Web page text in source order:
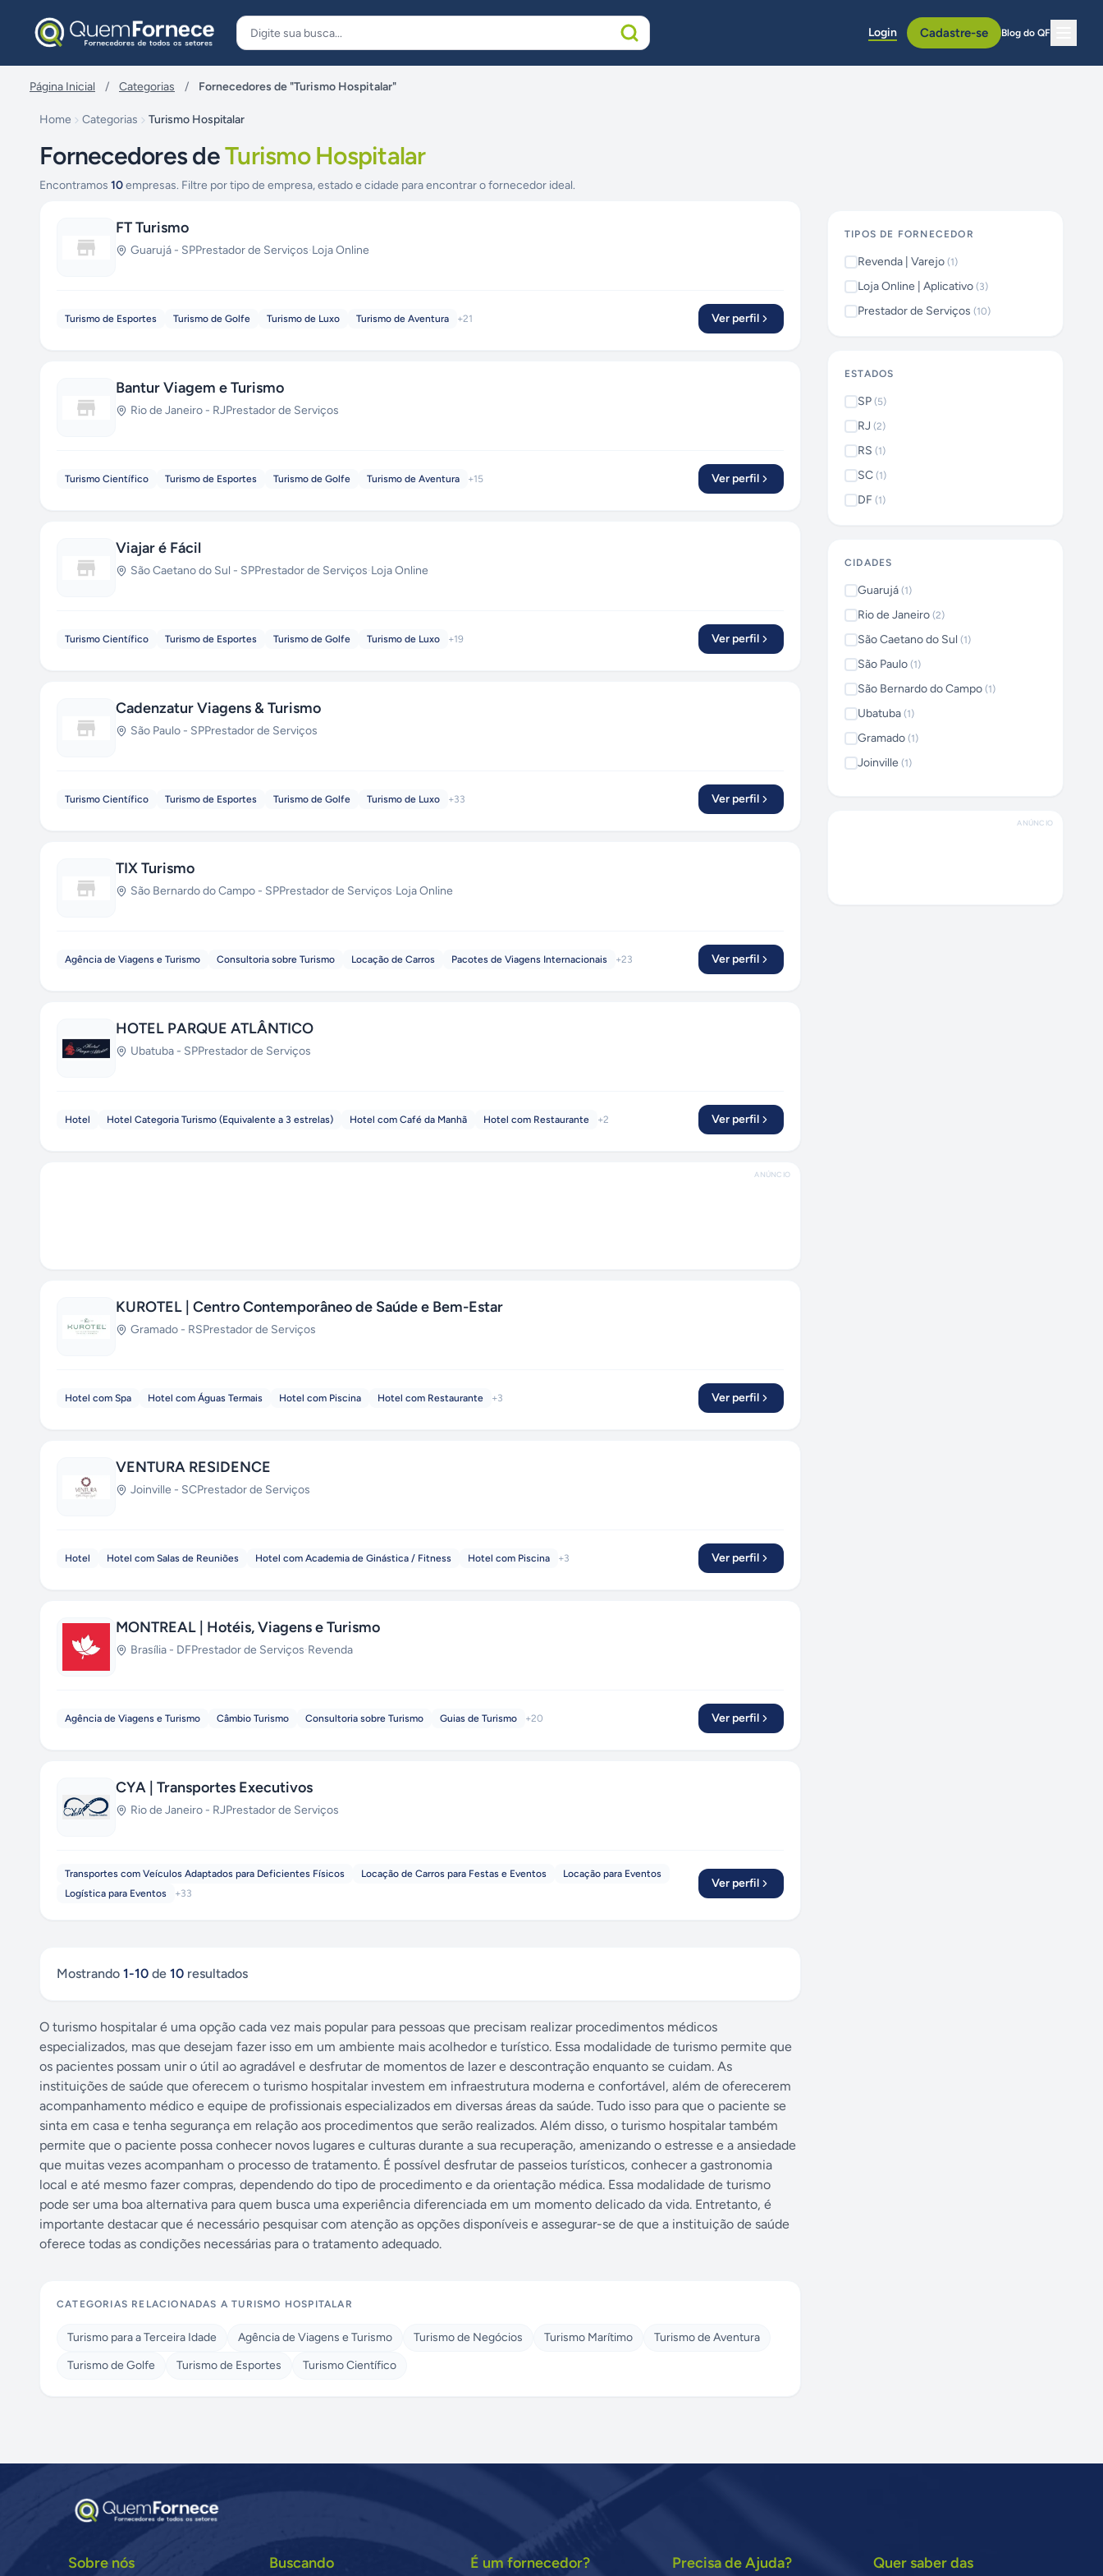
Login Cadastre-se Blog do QF
Página Inicial / Categorias / Fornecedores de "Turismo Hospitalar"
Home Categorias Turismo Hospitalar
Fornecedores deTurismo Hospitalar
Encontramos 10empresas. Filtre por tipo de empresa, estado e cidade para encontrar o fornecedor ideal.
FT Turismo
Guarujá - SPPrestador de Serviços·Loja Online
Turismo de Esportes Turismo de Golfe Turismo de Luxo Turismo de Aventura +21 Ver perfil
Bantur Viagem e Turismo
Rio de Janeiro - RJPrestador de Serviços
Turismo Científico Turismo de Esportes Turismo de Golfe Turismo de Aventura +15 Ver perfil
Viajar é Fácil
São Caetano do Sul - SPPrestador de Serviços·Loja Online
Turismo Científico Turismo de Esportes Turismo de Golfe Turismo de Luxo +19 Ver perfil
Cadenzatur Viagens & Turismo
São Paulo - SPPrestador de Serviços
Turismo Científico Turismo de Esportes Turismo de Golfe Turismo de Luxo +33 Ver perfil
TIX Turismo
São Bernardo do Campo - SPPrestador de Serviços·Loja Online
Agência de Viagens e Turismo Consultoria sobre Turismo Locação de Carros Pacotes de Viagens Internacionais +23 Ver perfil
HOTEL PARQUE ATLÂNTICO
Ubatuba - SPPrestador de Serviços
Hotel Hotel Categoria Turismo (Equivalente a 3 estrelas) Hotel com Café da Manhã Hotel com Restaurante +2 Ver perfil
ANÚNCIO
KUROTEL | Centro Contemporâneo de Saúde e Bem-Estar
Gramado - RSPrestador de Serviços
Hotel com Spa Hotel com Águas Termais Hotel com Piscina Hotel com Restaurante +3 Ver perfil
VENTURA RESIDENCE
Joinville - SCPrestador de Serviços
Hotel Hotel com Salas de Reuniões Hotel com Academia de Ginástica / Fitness Hotel com Piscina +3 Ver perfil
MONTREAL | Hotéis, Viagens e Turismo
Brasília - DFPrestador de Serviços·Revenda
Agência de Viagens e Turismo Câmbio Turismo Consultoria sobre Turismo Guias de Turismo +20 Ver perfil
CYA | Transportes Executivos
Rio de Janeiro - RJPrestador de Serviços
Transportes com Veículos Adaptados para Deficientes Físicos Locação de Carros para Festas e Eventos
Locação para Eventos
Logística para Eventos
+33
Ver perfil
Mostrando 1-10 de 10 resultados
O turismo hospitalar é uma opção cada vez mais popular para pessoas que precisam realizar procedimentos médicos
especializados, mas que desejam fazer isso em um ambiente mais acolhedor e turístico. Essa modalidade de turismo permite que
os pacientes possam unir o útil ao agradável e desfrutar de momentos de lazer e descontração enquanto se cuidam. As
instituições de saúde que oferecem o turismo hospitalar investem em infraestrutura moderna e confortável, além de oferecerem
acompanhamento médico e equipe de profissionais especializados em diversas áreas da saúde. Tudo isso para que o paciente se
sinta em casa e tenha segurança em relação aos procedimentos que serão realizados. Além disso, o turismo hospitalar também
permite que o paciente possa conhecer novos lugares e culturas durante a sua recuperação, amenizando o estresse e a ansiedade
que muitas vezes acompanham o processo de tratamento. É possível desfrutar de passeios turísticos, conhecer a gastronomia
local e até mesmo fazer compras, dependendo do tipo de procedimento e da orientação médica. Essa modalidade de turismo
pode ser uma boa alternativa para quem busca uma experiência diferenciada em um momento delicado da vida. Entretanto, é
importante destacar que é necessário pesquisar com atenção as opções disponíveis e assegurar-se de que a instituição de saúde
oferece todas as condições necessárias para o tratamento adequado.
CATEGORIAS RELACIONADAS ATURISMO HOSPITALAR
Turismo para a Terceira Idade Agência de Viagens e Turismo Turismo de Negócios Turismo Marítimo
Turismo de Aventura
Turismo de Golfe
Turismo de Esportes Turismo Científico
TIPOS DE FORNECEDOR
Revenda | Varejo (1)
Loja Online | Aplicativo (3)
Prestador de Serviços (10)
ESTADOS
SP (5)
RJ (2)
RS (1)
SC (1)
DF (1)
CIDADES
Guarujá (1)
Rio de Janeiro (2)
São Caetano do Sul (1)
São Paulo (1)
São Bernardo do Campo (1)
Ubatuba (1)
Gramado (1)
Joinville (1)
ANÚNCIO
Sobre nós Buscando É um fornecedor? Precisa de Ajuda? Quer saber das